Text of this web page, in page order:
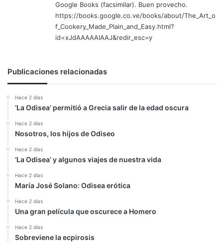
Google Books (facsimilar). Buen provecho.
https://books.google.co.ve/books/about/The_Art_o
f_Cookery_Made_Plain_and_Easy.html?
id=xJdAAAAAIAAJ&redir_esc=y
Publicaciones relacionadas
Hace 2 días
‘La Odisea’ permitió a Grecia salir de la edad oscura
Hace 2 días
Nosotros, los hijos de Odiseo
Hace 2 días
‘La Odisea’ y algunos viajes de nuestra vida
Hace 2 días
María José Solano: Odisea erótica
Hace 2 días
Una gran película que oscurece a Homero
Hace 2 días
Sobreviene la ecpirosis